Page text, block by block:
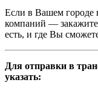
Если в Вашем городе
компаний —
есть, и где Вы сможете
Для отправки в
указать: